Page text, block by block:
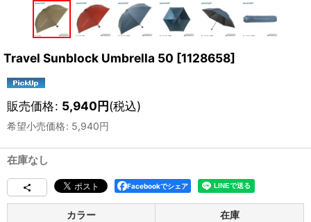
Travel Sunblock Umbrella 50 [1128658]
販売価格: 5,940円(税込)
希望小売価格: 5,940円
在庫なし
Facebookでシェア
カラー
在庫